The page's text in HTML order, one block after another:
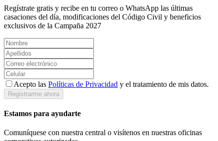
Regístrate gratis y recibe en tu correo o WhatsApp las últimas
casaciones del día, modificaciones del Código Civil y beneficios
exclusivos de la Campaña 2027
Acepto las Políticas de Privacidad y el tratamiento de mis datos.
Registrarme ahora
Estamos para ayudarte
Comuníquese con nuestra central o visítenos en nuestras oficinas